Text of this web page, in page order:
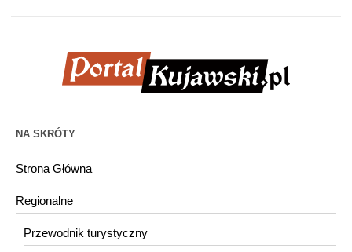
NA SKRÓTY
Strona Główna
Regionalne
Przewodnik turystyczny